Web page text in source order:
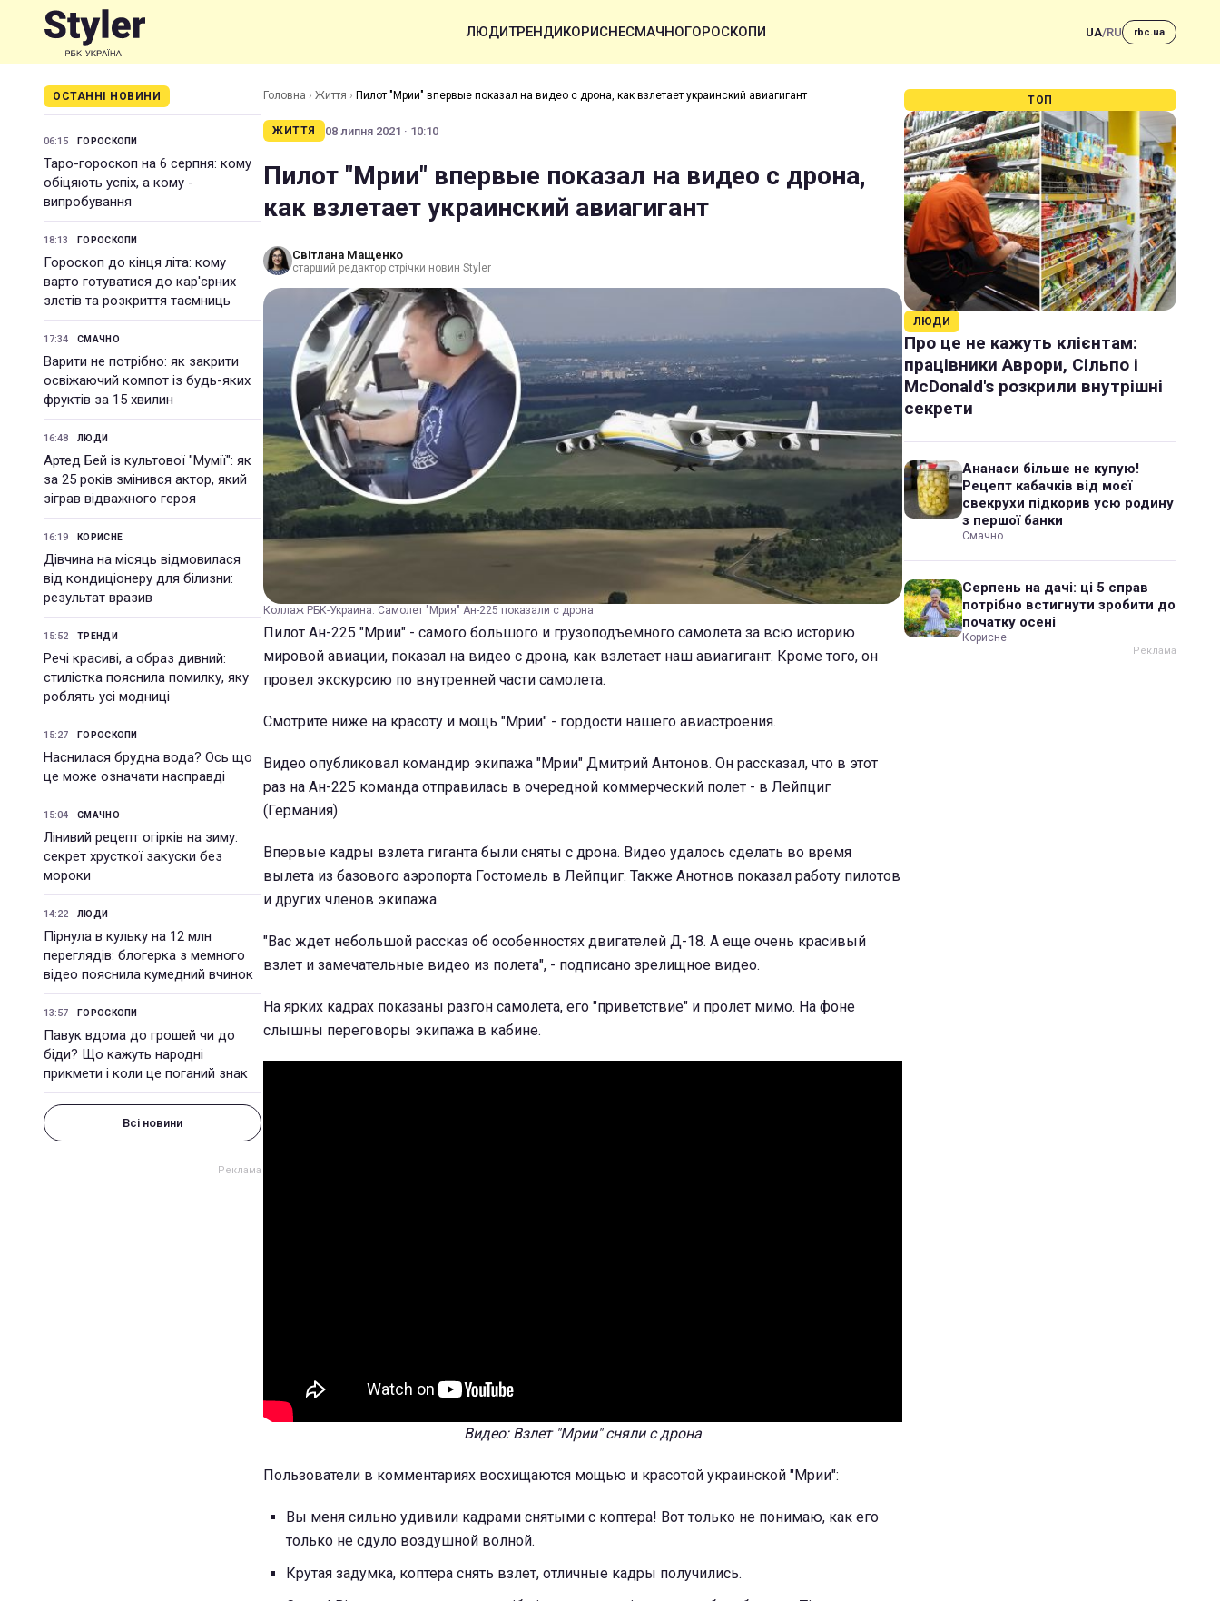
ЛЮДИТРЕНДИКОРИСНЕСМАЧНОГОРОСКОПИ UA/RU rbc.ua
ОСТАННІ НОВИНИ
06:15 ГОРОСКОПИ
Таро-гороскоп на 6 серпня: кому
обіцяють успіх, а кому -
випробування
18:13 ГОРОСКОПИ
Гороскоп до кінця літа: кому
варто готуватися до кар'єрних
злетів та розкриття таємниць
17:34 СМАЧНО
Варити не потрібно: як закрити
освіжаючий компот із будь-яких
фруктів за 15 хвилин
16:48 ЛЮДИ
Артед Бей із культової "Мумії": як
за 25 років змінився актор, який
зіграв відважного героя
16:19 КОРИСНЕ
Дівчина на місяць відмовилася
від кондиціонеру для білизни:
результат вразив
15:52 ТРЕНДИ
Речі красиві, а образ дивний:
стилістка пояснила помилку, яку
роблять усі модниці
15:27 ГОРОСКОПИ
Наснилася брудна вода? Ось що
це може означати насправді
15:04 СМАЧНО
Лінивий рецепт огірків на зиму:
секрет хрусткої закуски без
мороки
14:22 ЛЮДИ
Пірнула в кульку на 12 млн
переглядів: блогерка з мемного
відео пояснила кумедний вчинок
13:57 ГОРОСКОПИ
Павук вдома до грошей чи до
біди? Що кажуть народні
прикмети і коли це поганий знак
Всі новини
Головна › Життя › Пилот "Мрии" впервые показал на видео с дрона, как взлетает украинский авиагигант
ЖИТТЯ 08 липня 2021 · 10:10
Пилот "Мрии" впервые показал на видео с дрона,
как взлетает украинский авиагигант
Світлана Мащенко
старший редактор стрічки новин Styler
Коллаж РБК-Украина: Самолет "Мрия" Ан-225 показали с дрона
Пилот Ан-225 "Мрии" - самого большого и грузоподъемного самолета за всю историю
мировой авиации, показал на видео с дрона, как взлетает наш авиагигант. Кроме того, он
провел экскурсию по внутренней части самолета.
Смотрите ниже на красоту и мощь "Мрии" - гордости нашего авиастроения.
Видео опубликовал командир экипажа "Мрии" Дмитрий Антонов. Он рассказал, что в этот
раз на Ан-225 команда отправилась в очередной коммерческий полет - в Лейпциг
(Германия).
Впервые кадры взлета гиганта были сняты с дрона. Видео удалось сделать во время
вылета из базового аэропорта Гостомель в Лейпциг. Также Анотнов показал работу пилотов
и других членов экипажа.
"Вас ждет небольшой рассказ об особенностях двигателей Д-18. А еще очень красивый
взлет и замечательные видео из полета", - подписано зрелищное видео.
На ярких кадрах показаны разгон самолета, его "приветствие" и пролет мимо. На фоне
слышны переговоры экипажа в кабине.
Видео: Взлет "Мрии" сняли с дрона
Пользователи в комментариях восхищаются мощью и красотой украинской "Мрии":
Вы меня сильно удивили кадрами снятыми с коптера! Вот только не понимаю, как его
только не сдуло воздушной волной.
Крутая задумка, коптера снять взлет, отличные кадры получились.
ТОП
ЛЮДИ
Про це не кажуть клієнтам:
працівники Аврори, Сільпо і
McDonald's розкрили внутрішні
секрети
Ананаси більше не купую!
Рецепт кабачків від моєї
свекрухи підкорив усю родину
з першої банки
Смачно
Серпень на дачі: ці 5 справ
потрібно встигнути зробити до
початку осені
Корисне